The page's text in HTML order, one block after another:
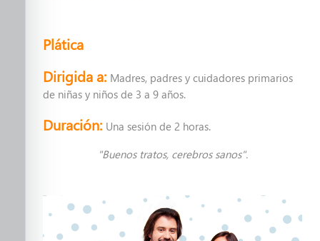
Pláticas y talleres
Una nueva paternidad
Crianza Positiva
Plática
Dirigida a: Madres, padres y cuidadores primarios
de niñas y niños de 3 a 9 años.
Duración: Una sesión de 2 horas.
"Buenos tratos, cerebros sanos".